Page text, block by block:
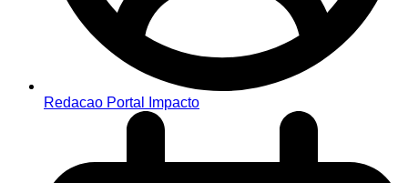
Redacao Portal Impacto